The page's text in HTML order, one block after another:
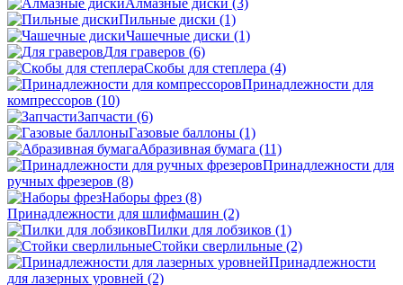
Алмазные диски (3)
Пильные диски (1)
Чашечные диски (1)
Для граверов (6)
Скобы для степлера (4)
Принадлежности для
компрессоров (10)
Запчасти (6)
Газовые баллоны (1)
Абразивная бумага (11)
Принадлежности для
ручных фрезеров (8)
Наборы фрез (8)
Принадлежности для шлифмашин (2)
Пилки для лобзиков (1)
Стойки сверлильные (2)
Принадлежности
для лазерных уровней (2)